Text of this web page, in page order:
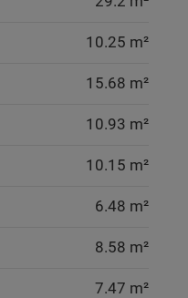
10.25 m²
15.68 m²
10.93 m²
10.15 m²
6.48 m²
8.58 m²
7.47 m²